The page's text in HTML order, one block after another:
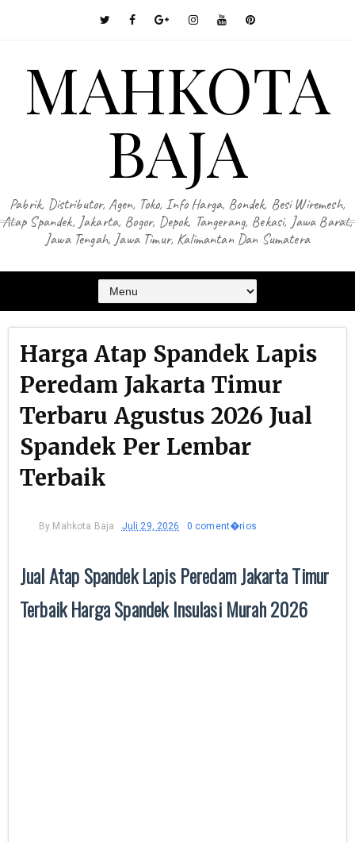
MAHKOTA
BAJA
Pabrik, Distributor, Agen, Toko, Info Harga, Bondek, Besi Wiremesh,
Atap Spandek, Jakarta, Bogor, Depok, Tangerang, Bekasi, Jawa Barat,
Jawa Tengah, Jawa Timur, Kalimantan Dan Sumatera
Harga Atap Spandek Lapis
Peredam Jakarta Timur
Terbaru Agustus 2026 Jual
Spandek Per Lembar
Terbaik
By Mahkota Baja Juli 29, 2026 0 coment�rios
Jual Atap Spandek Lapis Peredam Jakarta Timur
Terbaik Harga Spandek Insulasi Murah 2026